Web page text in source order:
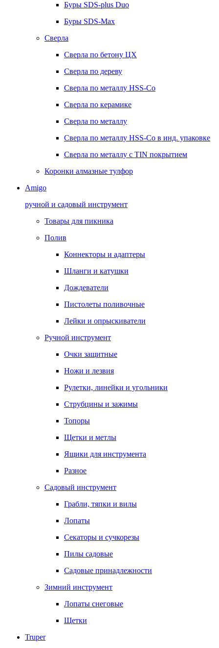
Буры SDS-plus Duo
Буры SDS-Max
Сверла
Сверла по бетону ЦХ
Сверла по дереву
Сверла по металлу HSS-Co
Сверла по керамике
Сверла по металлу
Сверла по металлу HSS-Co в инд. упаковке
Сверла по металлу с TIN покрытием
Коронки алмазные тулфор
Amigo
ручной и садовый инструмент
Товары для пикника
Полив
Коннекторы и адаптеры
Шланги и катушки
Дождеватели
Пистолеты поливочные
Лейки и опрыскиватели
Ручной инструмент
Очки защитные
Ножи и лезвия
Рулетки, линейки и угольники
Струбцины и зажимы
Топоры
Щетки и метлы
Ящики для инструмента
Разное
Садовый инструмент
Грабли, тяпки и вилы
Лопаты
Секаторы и сучкорезы
Пилы садовые
Садовые принадлежности
Зимний инструмент
Лопаты снеговые
Щетки
Truper